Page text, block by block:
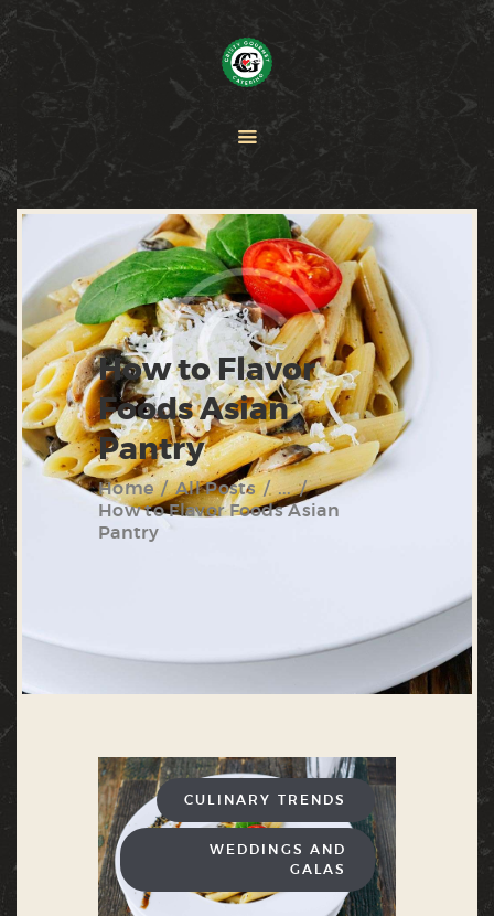
How to Flavor
Foods Asian
Pantry
Home All Posts
...
How to Flavor Foods Asian
Pantry
PAELLA
CATERING
ABOUT CRISTY
CONTACT US
CULINARY TRENDS
WEDDINGS AND
GALAS